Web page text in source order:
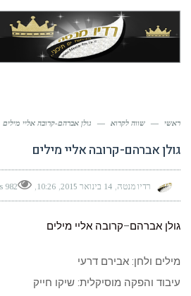
ראשי — שווה לקרוא — גולן אברהם-קרובה אליי מילים
גולן אברהם-קרובה אליי מילים
רדיו מנטה 14 בינואר 2015 10:26
982 views
גולן אברהם–קרובה אליי מילים
מילים ולחן: אבירם דרעי
עיבוד והפקה מוסיקלית: שיקו חייק